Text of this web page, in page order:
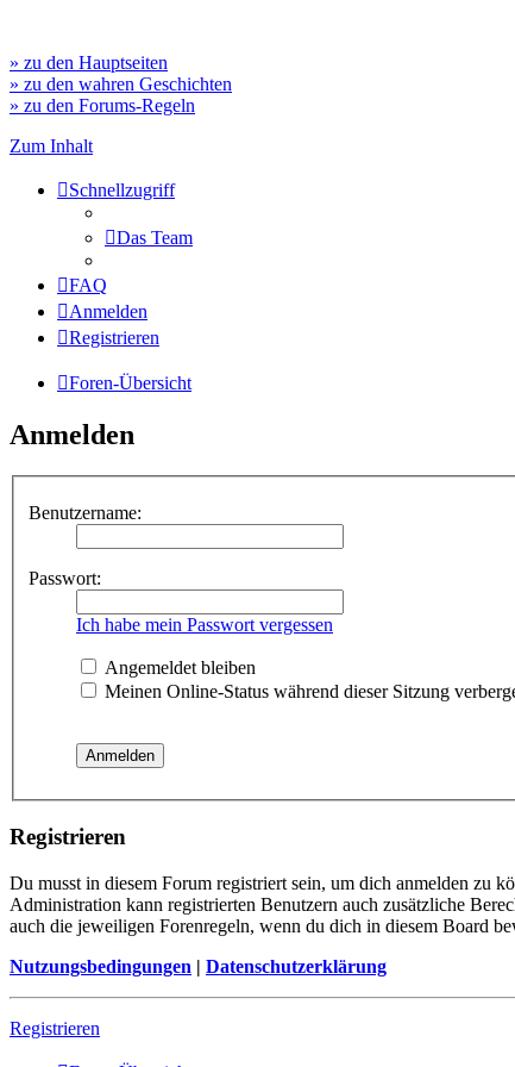
» zu den Hauptseiten
» zu den wahren Geschichten
» zu den Forums-Regeln
Zum Inhalt
Schnellzugriff
Das Team
FAQ
Anmelden
Registrieren
Foren-Übersicht
Anmelden
Benutzername:
Passwort:
Ich habe mein Passwort vergessen
Angemeldet bleiben
Meinen Online-Status während dieser Sitzung
Registrieren
Du musst in diesem Forum registriert sein, um dich anmelden zu
Administration kann registrierten Benutzern auch zusätzliche
auch die jeweiligen Forenregeln, wenn du dich in diesem Board
Nutzungsbedingungen | Datenschutzerklärung
Registrieren